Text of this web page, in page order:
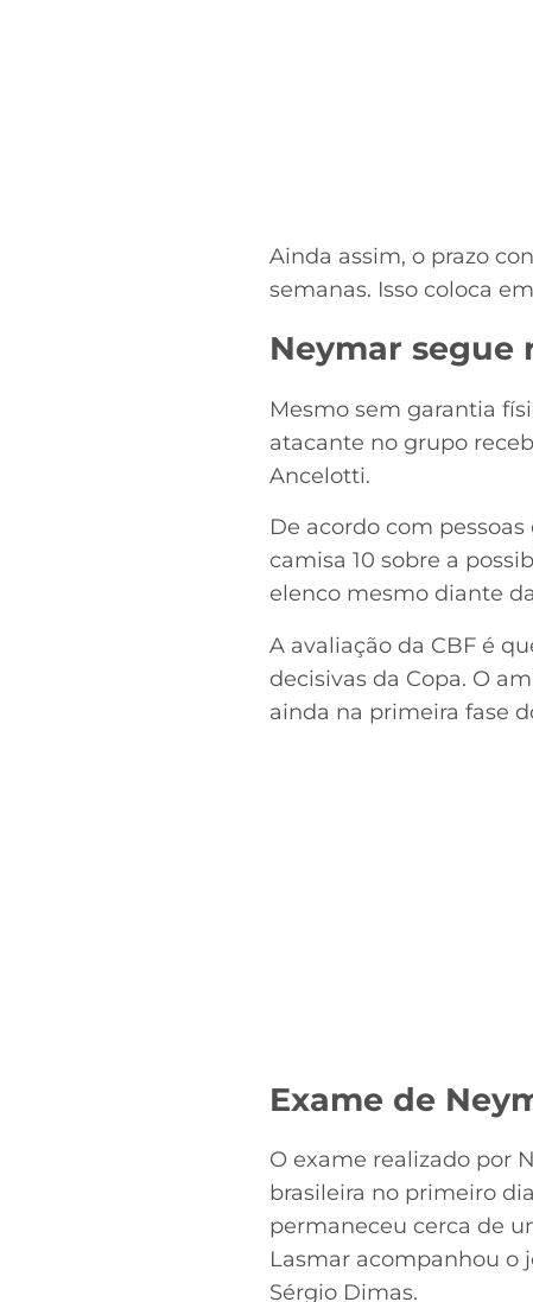
Ainda assim, o prazo
semanas. Isso coloca
Neymar segue
Mesmo sem garantia
atacante no grupo
Ancelotti.
De acordo com
camisa 10 sobre a
elenco mesmo diante
A avaliação da CBF é
decisivas da Copa. O
ainda na primeira fase
Exame de
O exame realizado por
brasileira no primeiro
permaneceu cerca de
Lasmar acompanhou o
Sérgio Dimas.